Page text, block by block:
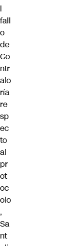
l
fall
o
de
Co
ntr
alo
ría
re
sp
ec
to
al
pr
ot
oc
olo
,
Sa
nt